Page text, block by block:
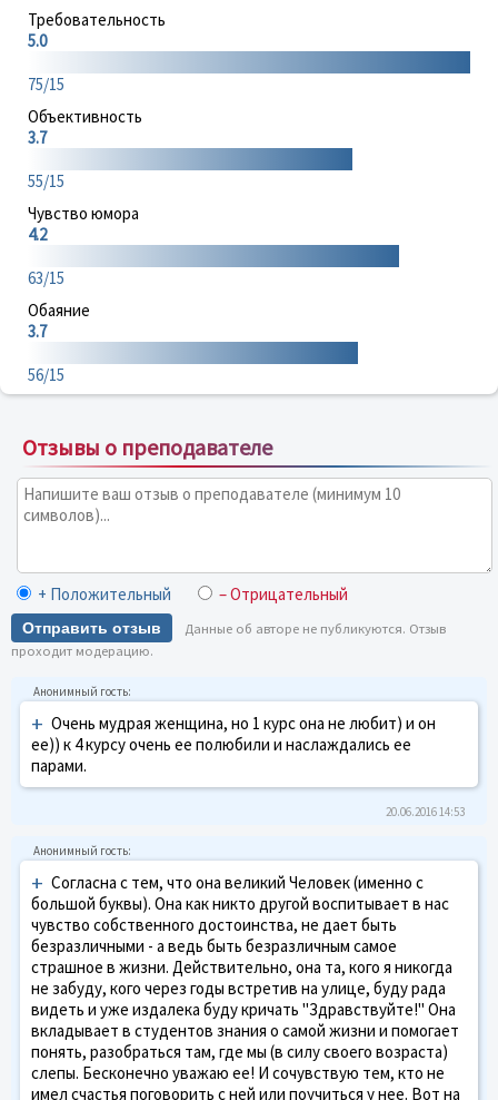
Требовательность
5.0
75/15
Объективность
3.7
55/15
Чувство юмора
4.2
63/15
Обаяние
3.7
56/15
Отзывы о преподавателе
+ Положительный – Отрицательный
Отправить отзыв
Данные об авторе не публикуются. Отзыв
проходит модерацию.
+ Очень мудрая женщина, но 1 курс она не любит) и он
ее)) к 4 курсу очень ее полюбили и наслаждались ее
парами.
20.06.2016 14:53
+ Согласна с тем, что она великий Человек (именно с
большой буквы). Она как никто другой воспитывает в нас
чувство собственного достоинства, не дает быть
безразличными - а ведь быть безразличным самое
страшное в жизни. Действительно, она та, кого я никогда
не забуду, кого через годы встретив на улице, буду рада
видеть и уже издалека буду кричать "Здравствуйте!" Она
вкладывает в студентов знания о самой жизни и помогает
понять, разобраться там, где мы (в силу своего возраста)
слепы. Бесконечно уважаю ее! И сочувствую тем, кто не
имел счастья поговорить с ней или поучиться у нее. Вот на